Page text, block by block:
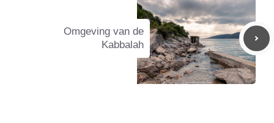
Omgeving van de
Kabbalah